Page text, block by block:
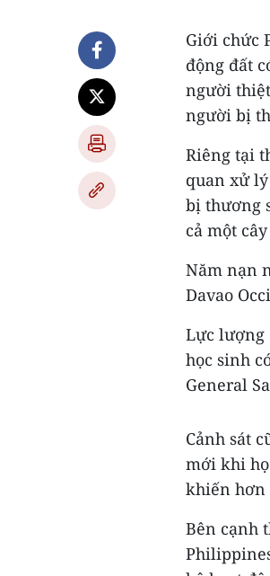
Giới chức
động đất
người
người bị
Riêng tại
quan xử
bị thương
cả một
Năm nạn
Davao
Lực lượng
học sinh
General
Cảnh sát
mới khi
khiến hơn
Bên cạnh